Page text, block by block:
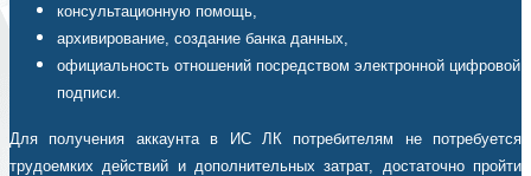
консультационную помощь,
архивирование, создание банка данных,
официальность отношений посредством электронной цифровой
подписи.
Для получения аккаунта в ИС ЛК потребителям не потребуется
трудоемких действий и дополнительных затрат, достаточно пройти